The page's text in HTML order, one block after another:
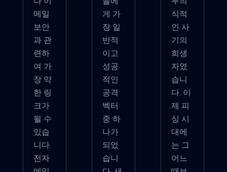
메일
보안
과 관
련하
여 가
장 약
한 링
크가
될 수
있습
니다.
전자
게 가
장 일
반적
이고
성공
적인
공격
벡터
중 하
나가
되었
습니
식적
인 사
기의
희생
자였
습니
다. 이
제 피
싱 시
대에
는 그
어느